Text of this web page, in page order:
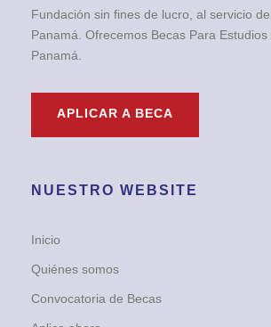
Fundación sin fines de lucro, al servicio
Panamá. Ofrecemos Becas Para
Panamá.
APLICAR A BECA
NUESTRO WEBSITE
Inicio
Quiénes somos
Convocatoria de Becas